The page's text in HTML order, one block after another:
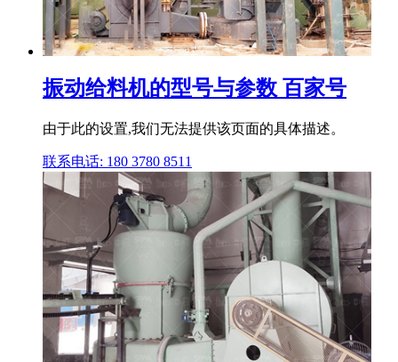
振动给料机的型号与参数 百家号
由于此的设置,我们无法提供该页面的具体描述。
联系电话: 180 3780 8511